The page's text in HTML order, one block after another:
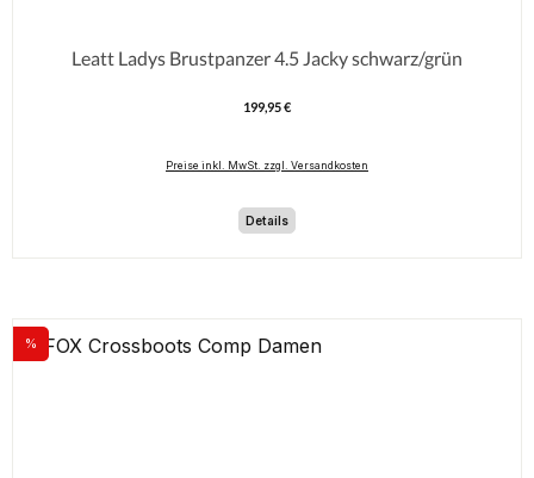
Leatt Ladys Brustpanzer 4.5 Jacky schwarz/grün
Regulärer Preis:
199,95 €
Preise inkl. MwSt. zzgl. Versandkosten
Details
Rabatt
%